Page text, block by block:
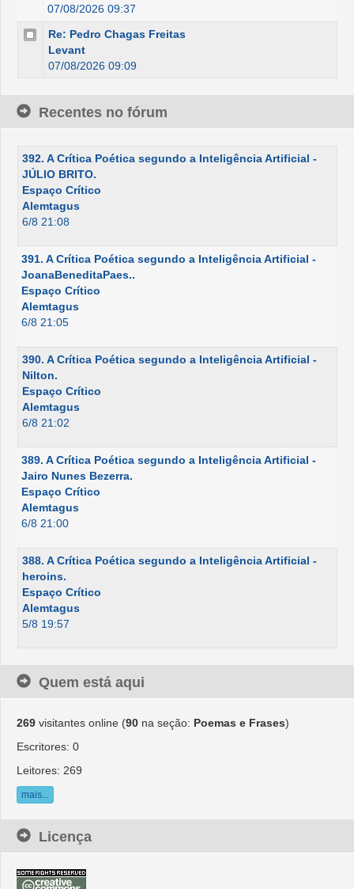
07/08/2026 09:37
Re: Pedro Chagas Freitas
Levant
07/08/2026 09:09
Recentes no fórum
392. A Crítica Poética segundo a Inteligência Artificial -
JÚLIO BRITO.
Espaço Crítico
Alemtagus
6/8 21:08
391. A Crítica Poética segundo a Inteligência Artificial -
JoanaBeneditaPaes..
Espaço Crítico
Alemtagus
6/8 21:05
390. A Crítica Poética segundo a Inteligência Artificial -
Nilton.
Espaço Crítico
Alemtagus
6/8 21:02
389. A Crítica Poética segundo a Inteligência Artificial -
Jairo Nunes Bezerra.
Espaço Crítico
Alemtagus
6/8 21:00
388. A Crítica Poética segundo a Inteligência Artificial -
heroins.
Espaço Crítico
Alemtagus
5/8 19:57
Quem está aqui
269 visitantes online (90 na seção: Poemas e Frases)
Escritores: 0
Leitores: 269
mais...
Licença